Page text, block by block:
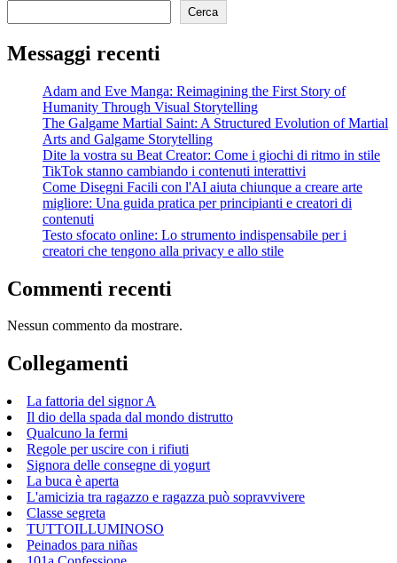
Cerca
Messaggi recenti
Adam and Eve Manga: Reimagining the First Story of
Humanity Through Visual Storytelling
The Galgame Martial Saint: A Structured Evolution of Martial
Arts and Galgame Storytelling
Dite la vostra su Beat Creator: Come i giochi di ritmo in stile
TikTok stanno cambiando i contenuti interattivi
Come Disegni Facili con l'AI aiuta chiunque a creare arte
migliore: Una guida pratica per principianti e creatori di
contenuti
Testo sfocato online: Lo strumento indispensabile per i
creatori che tengono alla privacy e allo stile
Commenti recenti
Nessun commento da mostrare.
Collegamenti
La fattoria del signor A
Il dio della spada dal mondo distrutto
Qualcuno la fermi
Regole per uscire con i rifiuti
Signora delle consegne di yogurt
La buca è aperta
L'amicizia tra ragazzo e ragazza può sopravvivere
Classe segreta
TUTTOILLUMINOSO
Peinados para niñas